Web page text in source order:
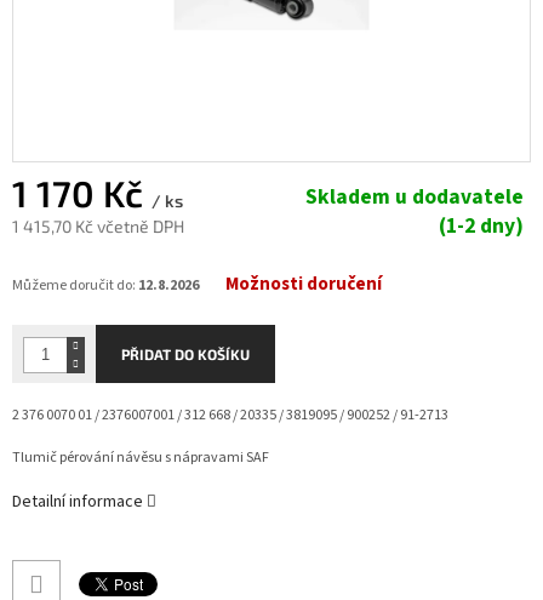
1 170 Kč / ks
1 415,70 Kč včetně DPH
cena:
Skladem u dodavatele
(1-2 dny)
Můžeme doručit do: 12.8.2026 Možnosti doručení
PŘIDAT DO KOŠÍKU
2 376 0070 01 / 2376007001 / 312 668 / 20335 / 3819095 / 900252 / 91-2713
Tlumič pérování návěsu s nápravami SAF
Detailní informace